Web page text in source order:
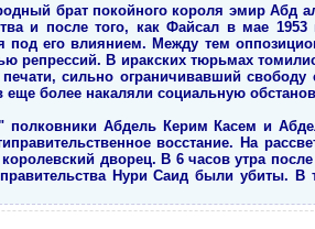
брат покойного короля эмир Абд
и после того, как Файсал в мае
его влиянием. Между тем
репрессий. В иракских тюрьмах
сильно ограничивавший
более накаляли социальную
полковники Абдель Керим Касем и
восстание. На
дворец. В 6 часов утра
Нури Саид были убиты. В